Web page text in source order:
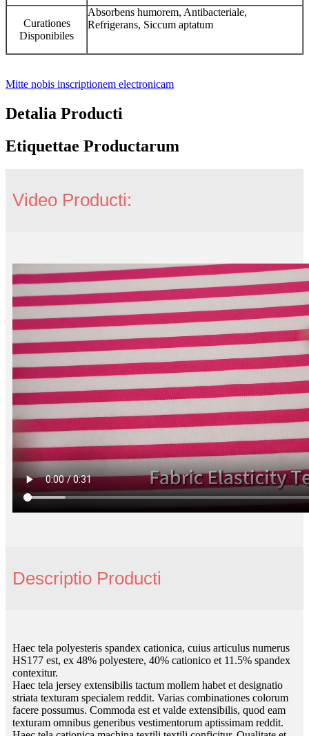
Curationes
Disponibiles
Absorbens humorem, Antibacteriale,
Refrigerans, Siccum aptatum
Mitte nobis inscriptionem electronicam
Detalia Producti
Etiquettae Productarum
Video Producti:
Descriptio Producti
Haec tela polyesteris spandex cationica, cuius articulus numerus
HS177 est, ex 48% polyestere, 40% cationico et 11.5% spandex
contexitur.
Haec tela jersey extensibilis tactum mollem habet et designatio
striata texturam specialem reddit. Varias combinationes colorum
facere possumus. Commoda est et valde extensibilis, quod eam
texturam omnibus generibus vestimentorum aptissimam reddit.